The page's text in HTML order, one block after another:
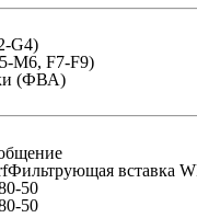
G4)
М6, F7-F9)
(ФВА)
Фильтрующая вставка
50
50